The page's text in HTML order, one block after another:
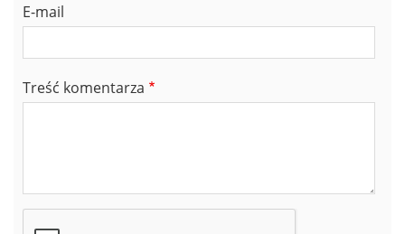
E-mail
Treść komentarza